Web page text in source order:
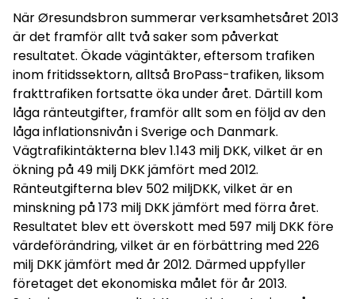
När Øresundsbron summerar verksamhetsåret 2013
är det framför allt två saker som påverkat
resultatet. Ökade vägintäkter, eftersom trafiken
inom fritidssektorn, alltså BroPass-trafiken, liksom
frakttrafiken fortsatte öka under året. Därtill kom
låga ränteutgifter, framför allt som en följd av den
låga inflationsnivån i Sverige och Danmark.
Vägtrafikintäkterna blev 1.143 milj DKK, vilket är en
ökning på 49 milj DKK jämfört med 2012.
Ränteutgifterna blev 502 miljDKK, vilket är en
minskning på 173 milj DKK jämfört med förra året.
Resultatet blev ett överskott med 597 milj DKK före
värdeförändring, vilket är en förbättring med 226
milj DKK jämfört med år 2012. Därmed uppfyller
företaget det ekonomiska målet för år 2013.